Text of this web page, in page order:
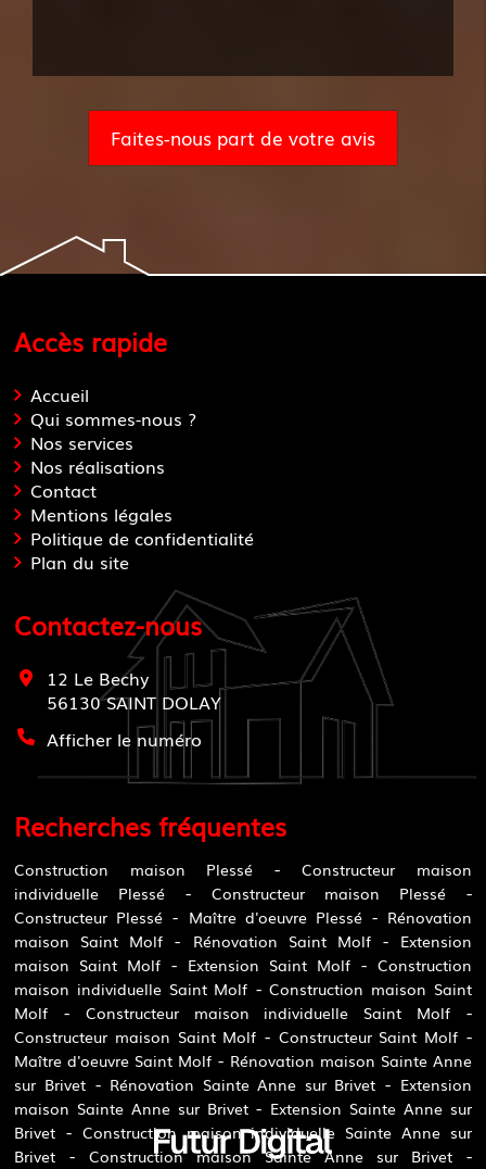
Faites-nous part de votre avis
Accès rapide
Accueil
Qui sommes-nous ?
Nos services
Nos réalisations
Contact
Mentions légales
Politique de confidentialité
Plan du site
Contactez-nous
12 Le Bechy
56130 SAINT DOLAY
Afficher le numéro
Recherches fréquentes
Construction maison Plessé
Constructeur maison
individuelle Plessé
Constructeur maison Plessé
Constructeur Plessé
Maître d'oeuvre Plessé
Rénovation
maison Saint Molf
Rénovation Saint Molf
Extension
maison Saint Molf
Extension Saint Molf
Construction
maison individuelle Saint Molf
Construction maison Saint
Molf
Constructeur maison individuelle Saint Molf
Constructeur maison Saint Molf
Constructeur Saint Molf
Maître d'oeuvre Saint Molf
Rénovation maison Sainte Anne
sur Brivet
Rénovation Sainte Anne sur Brivet
Extension
maison Sainte Anne sur Brivet
Extension Sainte Anne sur
Brivet
Construction maison individuelle Sainte Anne sur
Brivet
Construction maison Sainte Anne sur Brivet